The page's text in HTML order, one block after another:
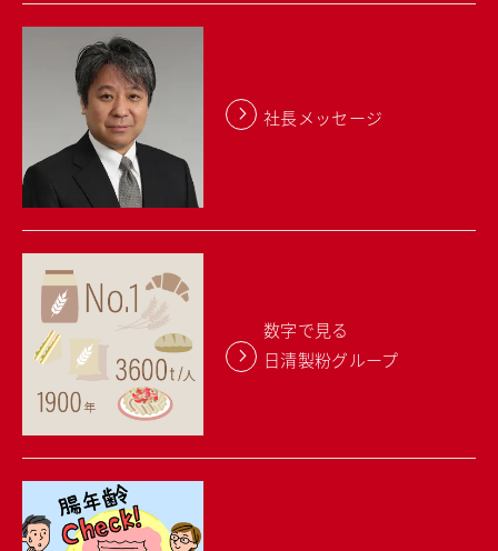
社長メッセージ
数字で見る
日清製粉グループ